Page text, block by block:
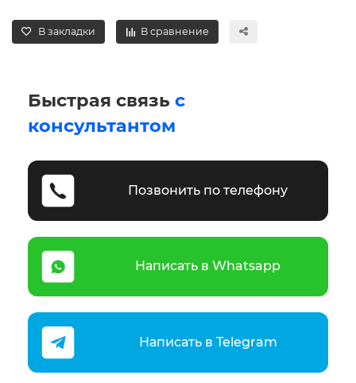
В закладки В сравнение
Быстрая связь с
консультантом
Позвонить по телефону
Написать в Whatsapp
Написать в Telegram